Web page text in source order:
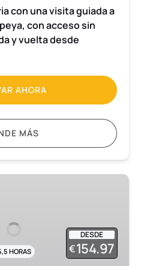
con una visita guiada a
con acceso sin
y vuelta desde
AHORA
MÁS
DESDE
€154.97
HORAS